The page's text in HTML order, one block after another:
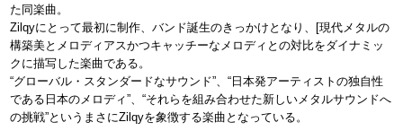
た同楽曲。
Zilqyにとって最初に制作、バンド誕生のきっかけとなり、[現代メタルの
構築美とメロディアスかつキャッチーなメロディとの対比をダイナミッ
クに描写した楽曲である。
“グローバル・スタンダードなサウンド”、“日本発アーティストの独自性
である日本のメロディ”、“それらを組み合わせた新しいメタルサウンドへ
の挑戦”というまさにZilqyを象徴する楽曲となっている。